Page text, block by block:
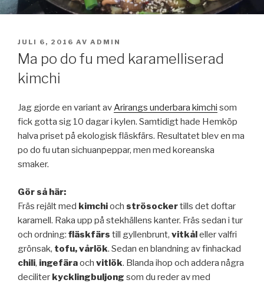
PUBLICERAT
JULI 6, 2016 AV ADMIN
Ma po do fu med karamelliserad
kimchi
Jag gjorde en variant avArirangs underbara kimchi som
fick gotta sig 10 dagar i kylen. Samtidigt hade Hemköp
halva priset på ekologisk fläskfärs. Resultatet blev en ma
po do fu utan sichuanpeppar, men med koreanska
smaker.
Gör så här:
Fräs rejält med kimchioch strösockertills det doftar
karamell. Raka upp på stekhällens kanter. Fräs sedan i tur
och ordning: fläskfärs till gyllenbrunt, vitkåleller valfri
grönsak, tofu, vårlök. Sedan en blandning av finhackad
chili, ingefäraoch vitlök. Blanda ihop och addera några
deciliter kycklingbuljong som du reder av med